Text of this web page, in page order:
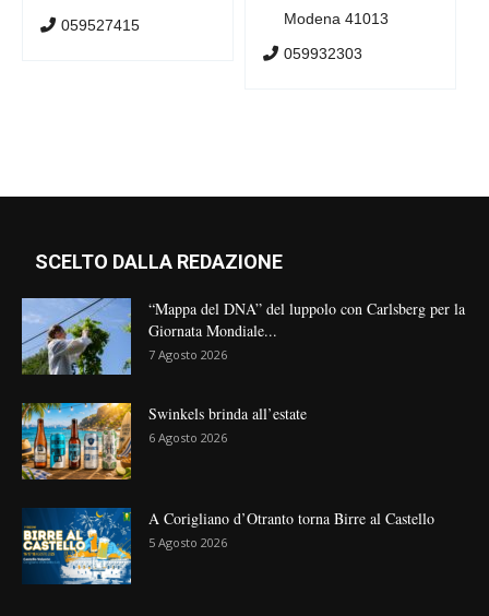
059527415
Modena 41013
059932303
SCELTO DALLA REDAZIONE
“Mappa del DNA” del luppolo con Carlsberg per la
Giornata Mondiale...
7 Agosto 2026
Swinkels brinda all’estate
6 Agosto 2026
A Corigliano d’Otranto torna Birre al Castello
5 Agosto 2026